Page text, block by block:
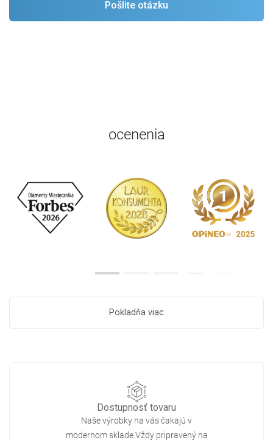
ocenenia
Pokladňa viac
Dostupnosť tovaru
Naše výrobky na vás čakajú v
modernom sklade.Vždy pripravený na